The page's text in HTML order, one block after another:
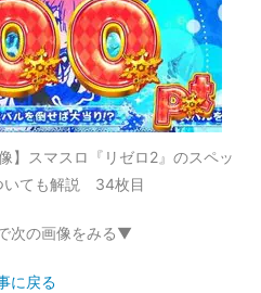
】スマスロ『リゼロ2』のスペッ
いても解説 34枚目
次の画像をみる▼
に戻る